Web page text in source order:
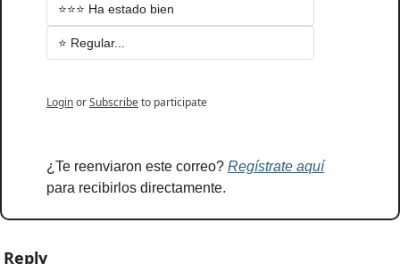
⭐⭐⭐ Ha estado bien
⭐ Regular...
LoginorSubscribeto participate
¿Te reenviaron este correo? Regístrate aquí
para recibirlos directamente.
Reply